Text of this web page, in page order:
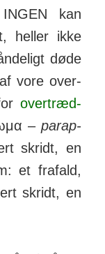
kan
heller ikke
døde
vore over­
over­træd­
– parap­
skridt, en
et frafald,
skridt, en